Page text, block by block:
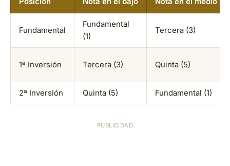
Fundamental
Fundamental
(1)
Tercera (3)
1ª Inversión Tercera (3) Quinta (5)
2ª Inversión Quinta (5) Fundamental (1)